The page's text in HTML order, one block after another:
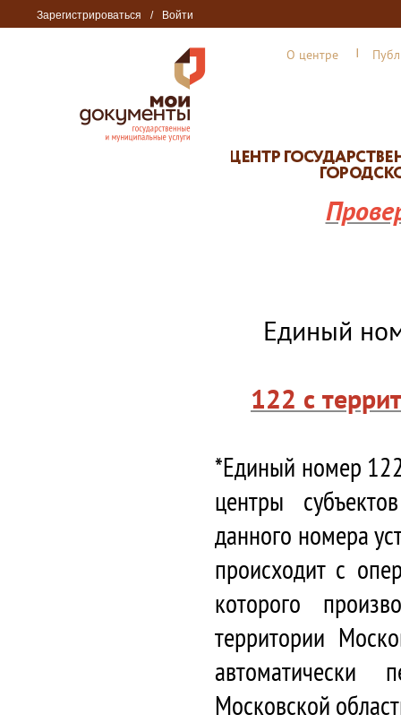
Зарегистрироваться / Войти
О центре
Единый
122 с
*Единый номер
центры
данного номера
происходит с
которого
территории
автоматически
Московской